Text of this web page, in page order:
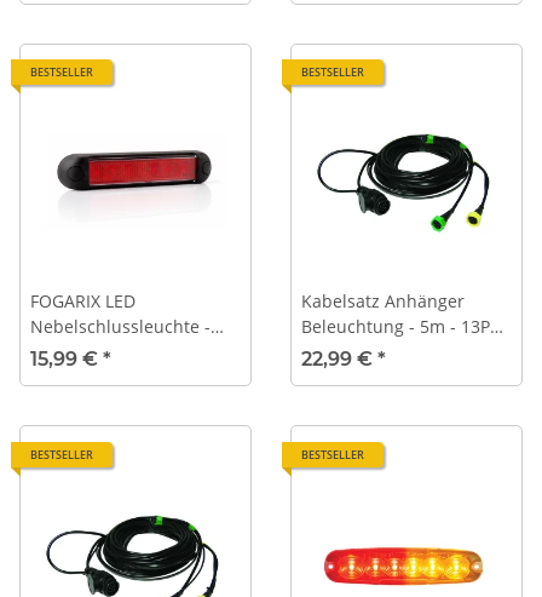
BESTSELLER
FOGARIX LED
Nebelschlussleuchte -
130x28,5mm - 12V/24V
15,99 € *
BESTSELLER
Kabelsatz Anhänger
Beleuchtung - 5m - 13Pol
- 5P Bajonett
22,99 € *
BESTSELLER BESTSELLER